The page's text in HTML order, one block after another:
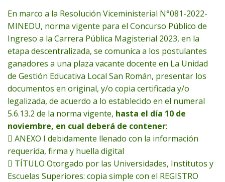
En marco a la Resolución Viceministerial N°081-2022-
MINEDU, norma vigente para el Concurso Público de
Ingreso a la Carrera Pública Magisterial 2023, en la
etapa descentralizada, se comunica a los postulantes
ganadores a una plaza vacante docente en La Unidad
de Gestión Educativa Local San Román, presentar los
documentos en original, y/o copia certificada y/o
legalizada, de acuerdo a lo establecido en el numeral
5.6.13.2 de la norma vigente, hasta el día 10 de
noviembre, en cual deberá de contener:
 ANEXO I debidamente llenado con la información
requerida, firma y huella digital
 TÍTULO Otorgado por las Universidades, Institutos y
Escuelas Superiores: copia simple con el REGISTRO